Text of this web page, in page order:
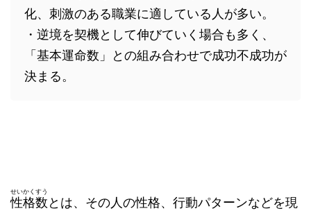
化、刺激のある職業に適している人が多い。
・逆境を契機として伸びていく場合も多く、
「基本運命数」との組み合わせで成功不成功が
決まる。
性格数
せいかくすう
とは、その人の性格、行動パターンなどを現